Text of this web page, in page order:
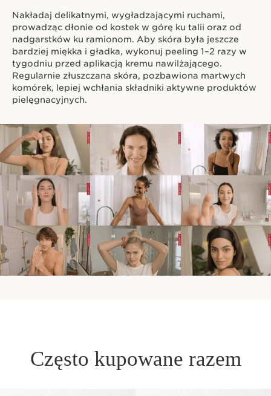
Nakładaj delikatnymi, wygładzającymi ruchami,
prowadząc dłonie od kostek w górę ku talii oraz od
nadgarstków ku ramionom. Aby skóra była jeszcze
bardziej miękka i gładka, wykonuj peeling 1–2 razy w
tygodniu przed aplikacją kremu nawilżającego.
Regularnie złuszczana skóra, pozbawiona martwych
komórek, lepiej wchłania składniki aktywne produktów
pielęgnacyjnych.
Często kupowane razem